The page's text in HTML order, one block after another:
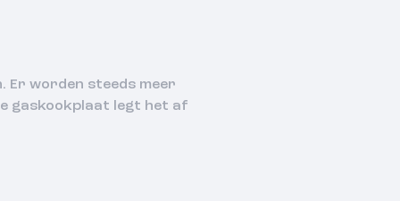
Er worden steeds meer
gaskookplaat legt het af